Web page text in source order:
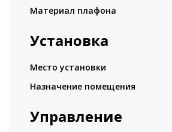
Материал плафона
Установка
Место установки
Назначение помещения
Управление